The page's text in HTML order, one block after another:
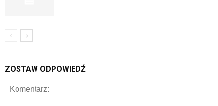
ZOSTAW ODPOWIEDŹ